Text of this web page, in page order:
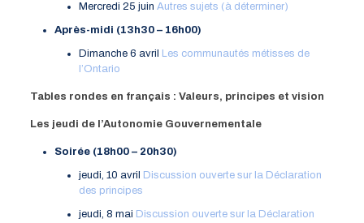
Mercredi 25 juin Autres sujets (à déterminer)
Après-midi (13h30 – 16h00)
Dimanche 6 avril
Les communautés métisses de
l’Ontario
Tables rondes en français : Valeurs, principes et vision
Les jeudi de l’Autonomie Gouvernementale
Soirée (18h00 – 20h30)
jeudi, 10 avril
Discussion ouverte sur la Déclaration
des principes
jeudi, 8 mai Discussion ouverte sur la Déclaration